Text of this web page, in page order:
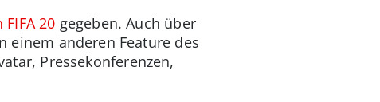
20 gegeben. Auch über
anderen Feature des
Pressekonferenzen,